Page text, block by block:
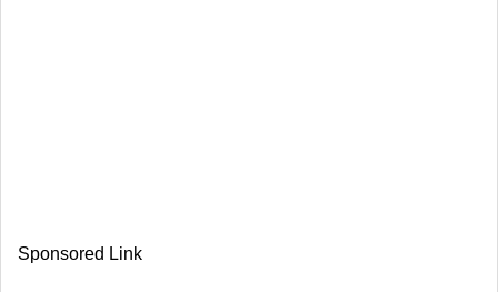
Sponsored Link